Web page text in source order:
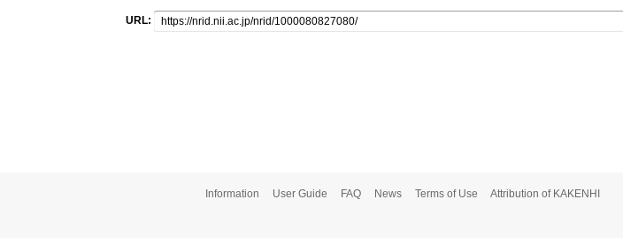
URL:
Information User Guide FAQ News Terms of Use Attribution of KAKENHI